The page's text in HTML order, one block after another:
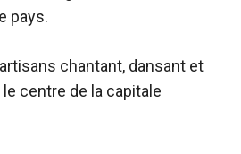
pays.
chantant, dansant et
centre de la capitale